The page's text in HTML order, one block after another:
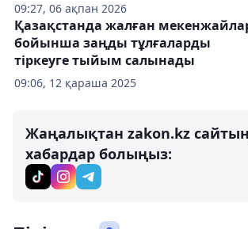
09:27, 06 ақпан 2026
09:06, 12 қараша 2025
Қазақстанда жалған
бойынша заңды тұлғаларды
тіркеуге тыйым салынады
Жаңалықтан zakon.kz
хабардар болыңыз: